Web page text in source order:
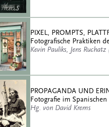
PIXEL, PROMPTS,
Fotografische Praktiken
Kevin Pauliks, Jens
PROPAGANDA UND
Fotografie im
Hg. von David Krems